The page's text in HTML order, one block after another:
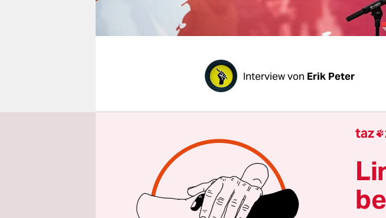
genossenschaft
Interview von Erik Peter
taz: Herr Arnsburg, Sie rufen
Bürgermeisterin als Rednerin
Franziska Giffey der
René Arnsburg:Nein, das sind
Produktionsmittel.
taz 